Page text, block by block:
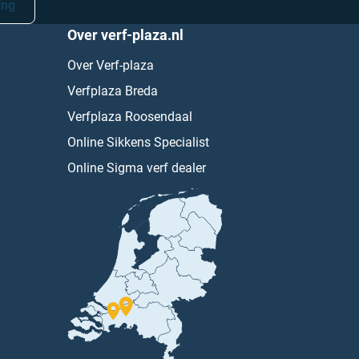
Over verf-plaza.nl
Over Verf-plaza
Verfplaza Breda
Verfplaza Roosendaal
Online Sikkens Specialist
Online Sigma verf dealer